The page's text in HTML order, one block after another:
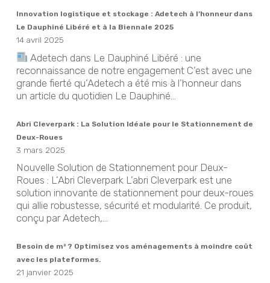
Innovation logistique et stockage : Adetech à l’honneur dans
Le Dauphiné Libéré et à la Biennale 2025
14 avril 2025
Adetech dans Le Dauphiné Libéré : une
reconnaissance de notre engagement C’est avec une
grande fierté qu’Adetech a été mis à l’honneur dans
un article du quotidien Le Dauphiné...
Abri Cleverpark : La Solution Idéale pour le Stationnement de
Deux-Roues
3 mars 2025
Nouvelle Solution de Stationnement pour Deux-
Roues : L’Abri Cleverpark L’abri Cleverpark est une
solution innovante de stationnement pour deux-roues
qui allie robustesse, sécurité et modularité. Ce produit,
conçu par Adetech,...
Besoin de m² ? Optimisez vos aménagements à moindre coût
avec les plateformes.
21 janvier 2025